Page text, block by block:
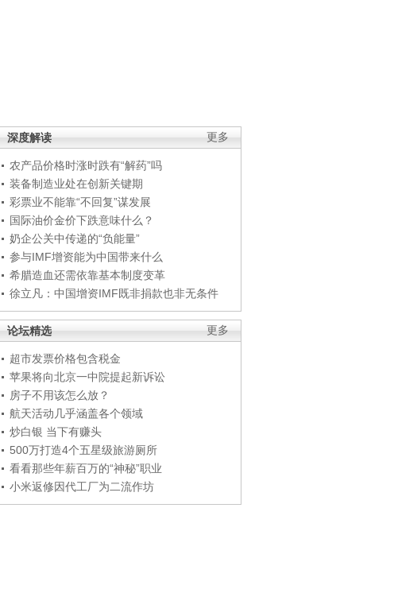
更多
深度解读
农产品价格时涨时跌有“解药”吗
装备制造业处在创新关键期
彩票业不能靠“不回复”谋发展
国际油价金价下跌意味什么？
奶企公关中传递的“负能量”
参与IMF增资能为中国带来什么
希腊造血还需依靠基本制度变革
徐立凡：中国增资IMF既非捐款也非无条件
更多
论坛精选
超市发票价格包含税金
苹果将向北京一中院提起新诉讼
房子不用该怎么放？
航天活动几乎涵盖各个领域
炒白银 当下有赚头
500万打造4个五星级旅游厕所
看看那些年薪百万的“神秘”职业
小米返修因代工厂为二流作坊